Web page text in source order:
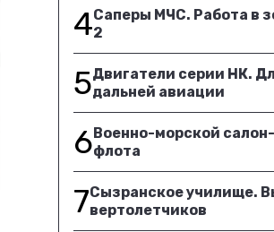
4Саперы МЧС. Работа в
2
5Двигатели серии НК.
дальней авиации
6Военно-морской
флота
7Сызранское училище.
вертолетчиков